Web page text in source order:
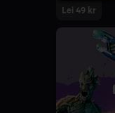
Lei 49 kr